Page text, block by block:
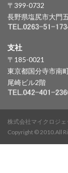
〒399-0732
長野県塩尻市大門
支社
〒185-0021
東京都国分寺市南
尾崎ビル2階
株式会社マイクロジェ
Copyright © 2010.All